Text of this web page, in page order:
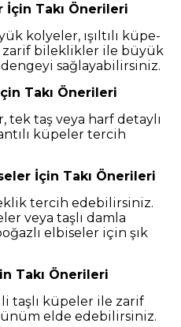
İçin Takı Önerileri
kolyeler, ışıltılı küpe-
zarif bileklikler ile büyük
sağlayabilirsiniz.
Takı Önerileri
tek taş veya harf detaylı
küpeler tercih
İçin Takı Önerileri
tercih edebilirsiniz.
veya taşlı damla
elbiseler için şık
Takı Önerileri
taşlı küpeler ile zarif
elde edebilirsiniz.